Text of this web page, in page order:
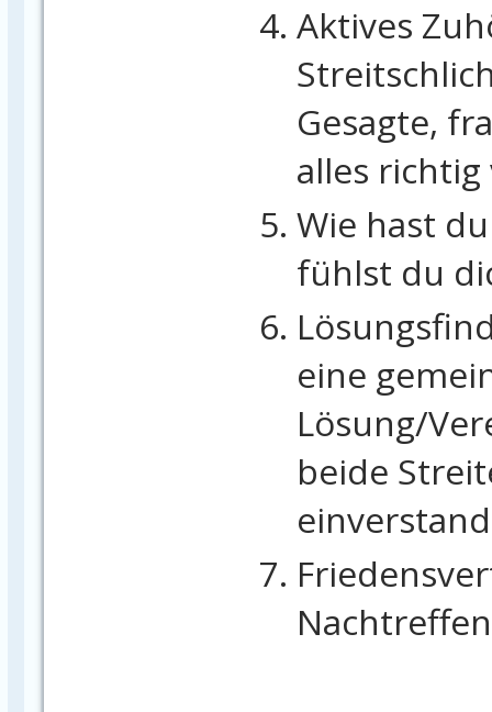
Aktives
Gesagte,
alles
Wie hast
fühlst du
eine
Lösung/
beide
Nachtreffen